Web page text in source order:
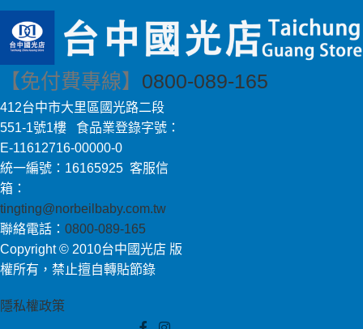
【免付費專線】 0800-089-165
412台中市大里區國光路二段
551-1號1樓 食品業登錄字號：
E-11612716-00000-0
統一編號：16165925 客服信
箱：
tingting@norbeilbaby.com.tw
聯絡電話： 0800-089-165
Copyright © 2010台中國光店 版
權所有，禁止擅自轉貼節錄
隱私權政策